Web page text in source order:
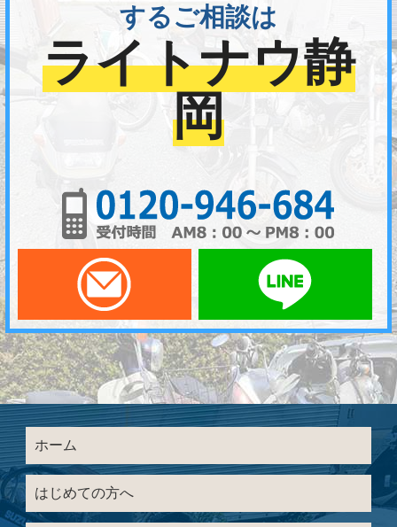
するご相談は
ライトナウ静
岡
メールでお問い合わせ
ホーム
はじめての方へ